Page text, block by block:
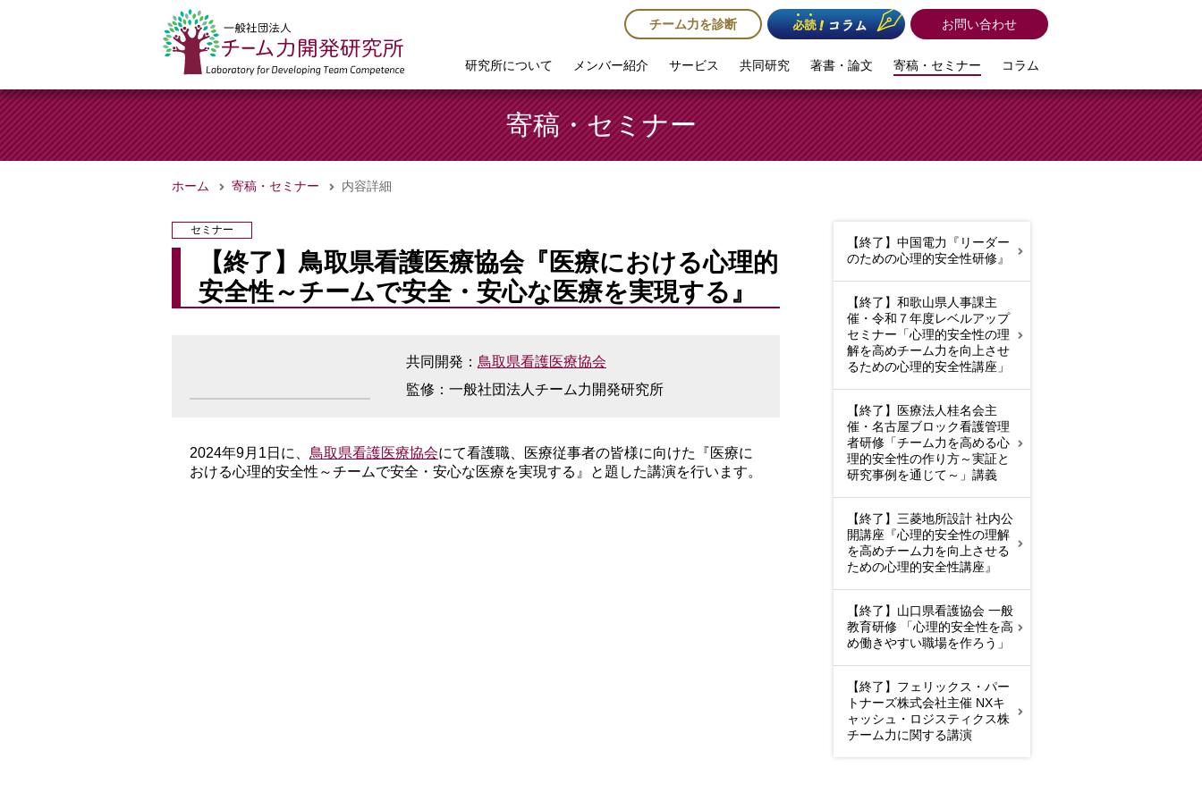
研究所について メンバー紹介 サービス 共同研究 著書・論文 寄稿・セミナー コラム
お問い合わせ
チーム力を診断
寄稿・セミナー
ホーム 寄稿・セミナー 内容詳細
セミナー
【終了】鳥取県看護医療協会『医療における心理的
安全性～チームで安全・安心な医療を実現する』
共同開発： 鳥取県看護医療協会
監修：一般社団法人チーム力開発研究所
2024年9月1日に、 鳥取県看護医療協会にて看護職、医療従事者の皆様に向けた『医療に
おける心理的安全性～チームで安全・安心な医療を実現する』と題した講演を行います。
【終了】中国電力『リーダー
のための心理的安全性研修』
【終了】和歌山県人事課主
催・令和７年度レベルアップ
セミナー「心理的安全性の理
解を高めチーム力を向上させ
るための心理的安全性講座」
【終了】医療法人桂名会主
催・名古屋ブロック看護管理
者研修「チーム力を高める心
理的安全性の作り方～実証と
研究事例を通じて～」講義
【終了】三菱地所設計 社内公
開講座『心理的安全性の理解
を高めチーム力を向上させる
ための心理的安全性講座』
【終了】山口県看護協会 一般
教育研修 「心理的安全性を高
め働きやすい職場を作ろう」
【終了】フェリックス・パー
トナーズ株式会社主催 NXキ
ャッシュ・ロジスティクス株
チーム力に関する講演